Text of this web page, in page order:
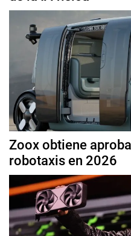
Zoox obtiene
robotaxis en 2026